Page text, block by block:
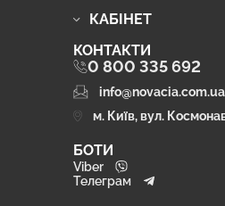
КАБІНЕТ
КОНТАКТИ
0 800 335 692
info@novacia.com.ua
м. Київ, вул.
БОТИ
Viber
Телеграм